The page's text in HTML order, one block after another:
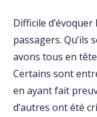
Difficile
passagers. Qu’ils
avons tous en
Certains sont
en ayant fait
d’autres ont été